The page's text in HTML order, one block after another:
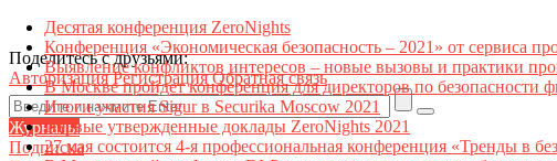
Поделитесь с друзьями:
АвторизацияРегистрацияОбратная связь
Журналы
Подписка
Десятая конференция ZeroNights
Конференция «Экономическая безопасность – 2021» от сервиса
Выявление конфликтов интересов – новые вызовы и практики
В Москве пройдет конференция для директоров по безопасности
Итоги участия Sigur в Securika Moscow 2021
Первые утвержденные доклады ZeroNights 2021
27 мая состоится 4-я профессиональная конференция «Тренды в